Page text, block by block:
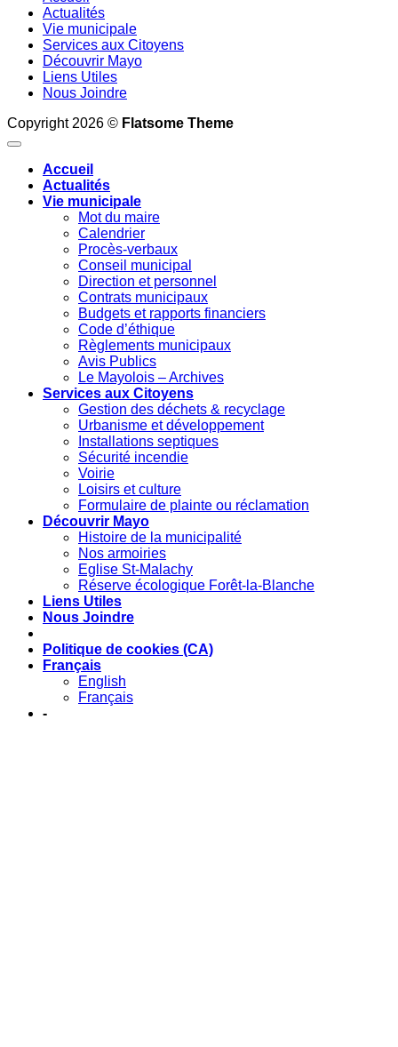
Actualités
Vie municipale
Services aux Citoyens
Découvrir Mayo
Liens Utiles
Nous Joindre
Copyright 2026 © Flatsome Theme
Accueil
Actualités
Vie municipale
Mot du maire
Calendrier
Procès-verbaux
Conseil municipal
Direction et personnel
Contrats municipaux
Budgets et rapports financiers
Code d’éthique
Règlements municipaux
Avis Publics
Le Mayolois – Archives
Services aux Citoyens
Gestion des déchets & recyclage
Urbanisme et développement
Installations septiques
Sécurité incendie
Voirie
Loisirs et culture
Formulaire de plainte ou réclamation
Découvrir Mayo
Histoire de la municipalité
Nos armoiries
Eglise St-Malachy
Réserve écologique Forêt-la-Blanche
Liens Utiles
Nous Joindre
Politique de cookies (CA)
Français
English
Français
-